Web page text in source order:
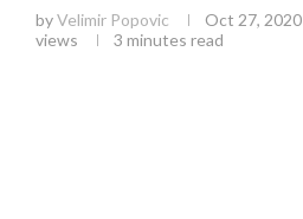
byVelimir Popovic Oct 27, 2020
views
3 minutes read